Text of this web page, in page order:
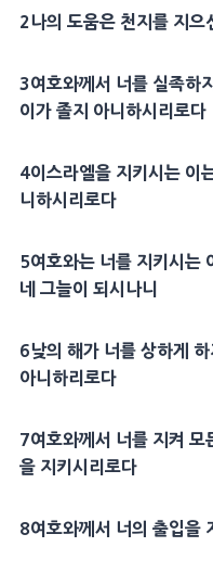
2나의 도움은 천지를 지으
3여호와께서 너를 실족하
이가 졸지 아니하시리로다
4이스라엘을 지키시는 이
니하시리로다
5여호와는 너를 지키시는
네 그늘이 되시나니
6낮의 해가 너를 상하게 하
아니하리로다
7여호와께서 너를 지켜 모
을 지키시리로다
8여호와께서 너의 출입을